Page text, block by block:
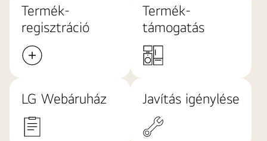
Termék-
regisztráció
Termék-
támogatás
LG Webáruház Javítás igénylése